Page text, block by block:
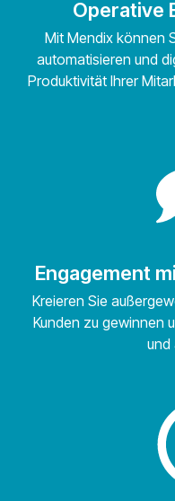
Operative
Mit Mendix können
automatisieren und
Produktivität Ihrer
Engagement
Kreieren Sie
Kunden zu gewinnen
und